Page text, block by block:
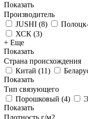
Показать
Производитель
JUSHI (8)
ХСК (3)
+ Еще
Показать
Страна происхождения
Китай (11)
Показать
Тип связующего
Порошковый (4)
Показать
Плотность г/м2